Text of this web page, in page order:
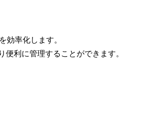
率化します。
利に管理することができます。